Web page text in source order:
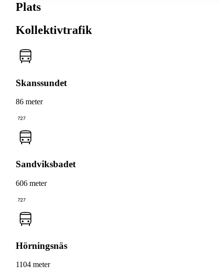
Plats
Kollektivtrafik
Skanssundet
86 meter
727
Sandviksbadet
606 meter
727
Hörningsnäs
1104 meter